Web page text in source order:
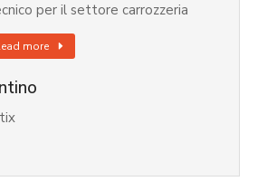
per il settore carrozzeria
more